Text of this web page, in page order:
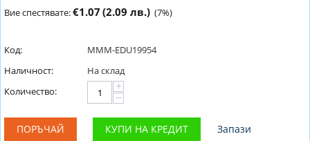
Вие спестявате:€1.07 (2.09 лв.) (7%)
Код:
MMM-EDU19954
Наличност:
На склад
Количество:
+
−
ПОРЪЧАЙ КУПИ НА КРЕДИТ Запази